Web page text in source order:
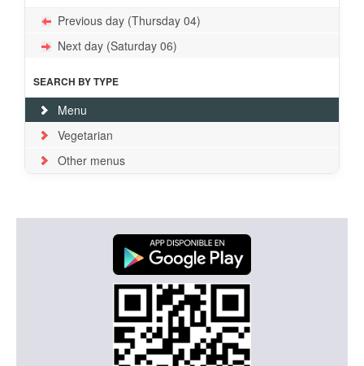
Previous day (Thursday 04)
Next day (Saturday 06)
SEARCH BY TYPE
Menu
Vegetarian
Other menus